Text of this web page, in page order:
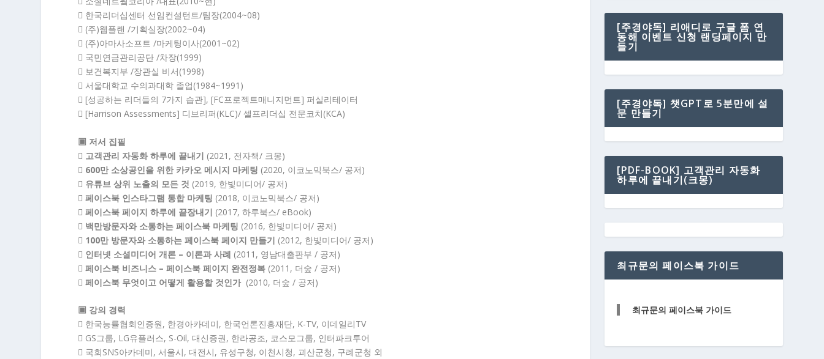
 한국리더십센터 선임컨설턴트/팀장(2004~08)
 (주)웹플랜 /기획실장(2002~04)
 (주)아마사소프트 /마케팅이사(2001~02)
 국민연금관리공단 /차장(1999)
 보건복지부 /장관실 비서(1998)
 서울대학교 수의과대학 졸업(1984~1991)
 [성공하는 리더들의 7가지 습관], [FC프로젝트매니지먼트] 퍼실리테이터
 [Harrison Assessments] 디브리퍼(KLC)/ 셀프리더십 전문코치(KCA)
▣ 저서 집필
 고객관리 자동화 하루에 끝내기 (2021, 전자책/ 크몽)
 600만 소상공인을 위한 카카오 메시지 마케팅 (2020, 이코노믹북스/ 공저)
 유튜브 상위 노출의 모든 것 (2019, 한빛미디어/ 공저)
 페이스북 인스타그램 통합 마케팅 (2018, 이코노믹북스/ 공저)
 페이스북 페이지 하루에 끝장내기 (2017, 하루북스/ eBook)
 백만방문자와 소통하는 페이스북 마케팅 (2016, 한빛미디어/ 공저)
 100만 방문자와 소통하는 페이스북 페이지 만들기 (2012, 한빛미디어/ 공저)
 인터넷 소셜미디어 개론 – 이론과 사례 (2011, 영남대출판부 / 공저)
페이스북 비즈니스 – 페이스북 페이지 완전정복 (2011, 더숲 / 공저)
페이스북 무엇이고 어떻게 활용할 것인가 (2010, 더숲 / 공저)
▣ 강의 경력
 한국능률협회인증원, 한경아카데미, 한국언론진흥재단, K-TV, 이데일리TV
 GS그룹, LG유플러스, S-Oil, 대신증권, 한라공조, 코스모그룹, 인터파크투어
 국회SNS아카데미, 서울시, 대전시, 유성구청, 이천시청, 괴산군청, 구례군청 외
[주경야독] 리애디로 구글 폼 연
동해 이벤트 신청 랜딩페이지 만
들기
[주경야독] 챗GPT로 5분만에 설
문 만들기
[PDF-BOOK] 고객관리 자동화
하루에 끝내기(크몽)
최규문의 페이스북 가이드
최규문의 페이스북 가이드